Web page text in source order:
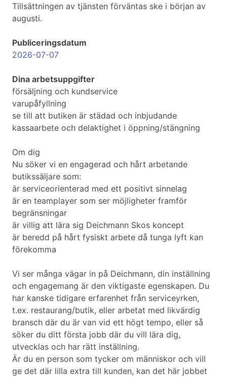
Tillsättningen av tjänsten förväntas ske i början av
augusti.
Publiceringsdatum
2026-07-07
Dina arbetsuppgifter
försäljning och kundservice
varupåfyllning
se till att butiken är städad och inbjudande
kassaarbete och delaktighet i öppning/stängning
Om dig
Nu söker vi en engagerad och hårt arbetande
butikssäljare som:
är serviceorienterad med ett positivt sinnelag
är en teamplayer som ser möjligheter framför
begränsningar
är villig att lära sig Deichmann Skos koncept
är beredd på hårt fysiskt arbete då tunga lyft kan
förekomma
Vi ser många vägar in på Deichmann, din inställning
och engagemang är den viktigaste egenskapen. Du
har kanske tidigare erfarenhet från serviceyrken,
t.ex. restaurang/butik, eller arbetat med likvärdig
bransch där du är van vid ett högt tempo, eller så
söker du ditt första jobb där du vill lära dig,
utvecklas och har rätt inställning.
Är du en person som tycker om människor och vill
ge det där lilla extra till kunden, kan det här jobbet